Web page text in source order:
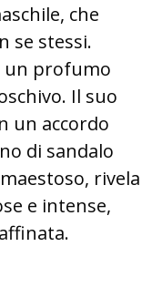
che
se stessi.
un profumo
Il suo
un accordo
di sandalo
rivela
e intense,